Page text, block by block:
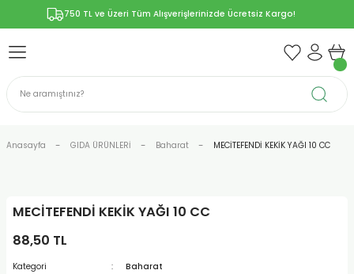
750 TL ve Üzeri Tüm Alışverişlerinizde Ücretsiz Kargo!
Geri Dön
Propolis
Geri Dön
Geri Dön
Geri Dön
KAPSÜLLER
Geri Dön
Anasayfa GIDA ÜRÜNLERİ Baharat MECİTEFENDİ KEKİK YAĞI 10 CC
MECİTEFENDİ KEKİK YAĞI 10 CC
88,50 TL
Kategori
Baharat